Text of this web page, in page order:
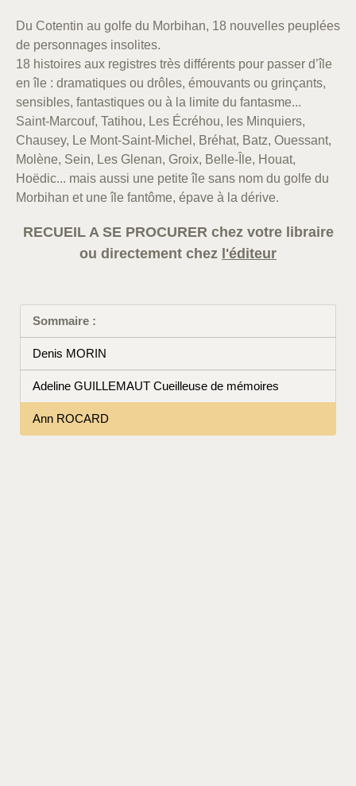
Du Cotentin au golfe du Morbihan, 18 nouvelles peuplées
de personnages insolites.
18 histoires aux registres très différents pour passer d’île
en île : dramatiques ou drôles, émouvants ou grinçants,
sensibles, fantastiques ou à la limite du fantasme...
Saint-Marcouf, Tatihou, Les Écréhou, les Minquiers,
Chausey, Le Mont-Saint-Michel, Bréhat, Batz, Ouessant,
Molène, Sein, Les Glenan, Groix, Belle-Île, Houat,
Hoëdic... mais aussi une petite île sans nom du golfe du
Morbihan et une île fantôme, épave à la dérive.
RECUEIL A SE PROCURER chez votre libraire
ou directement chez l'éditeur
Sommaire :
Denis MORIN
Adeline GUILLEMAUT Cueilleuse de mémoires
Ann ROCARD